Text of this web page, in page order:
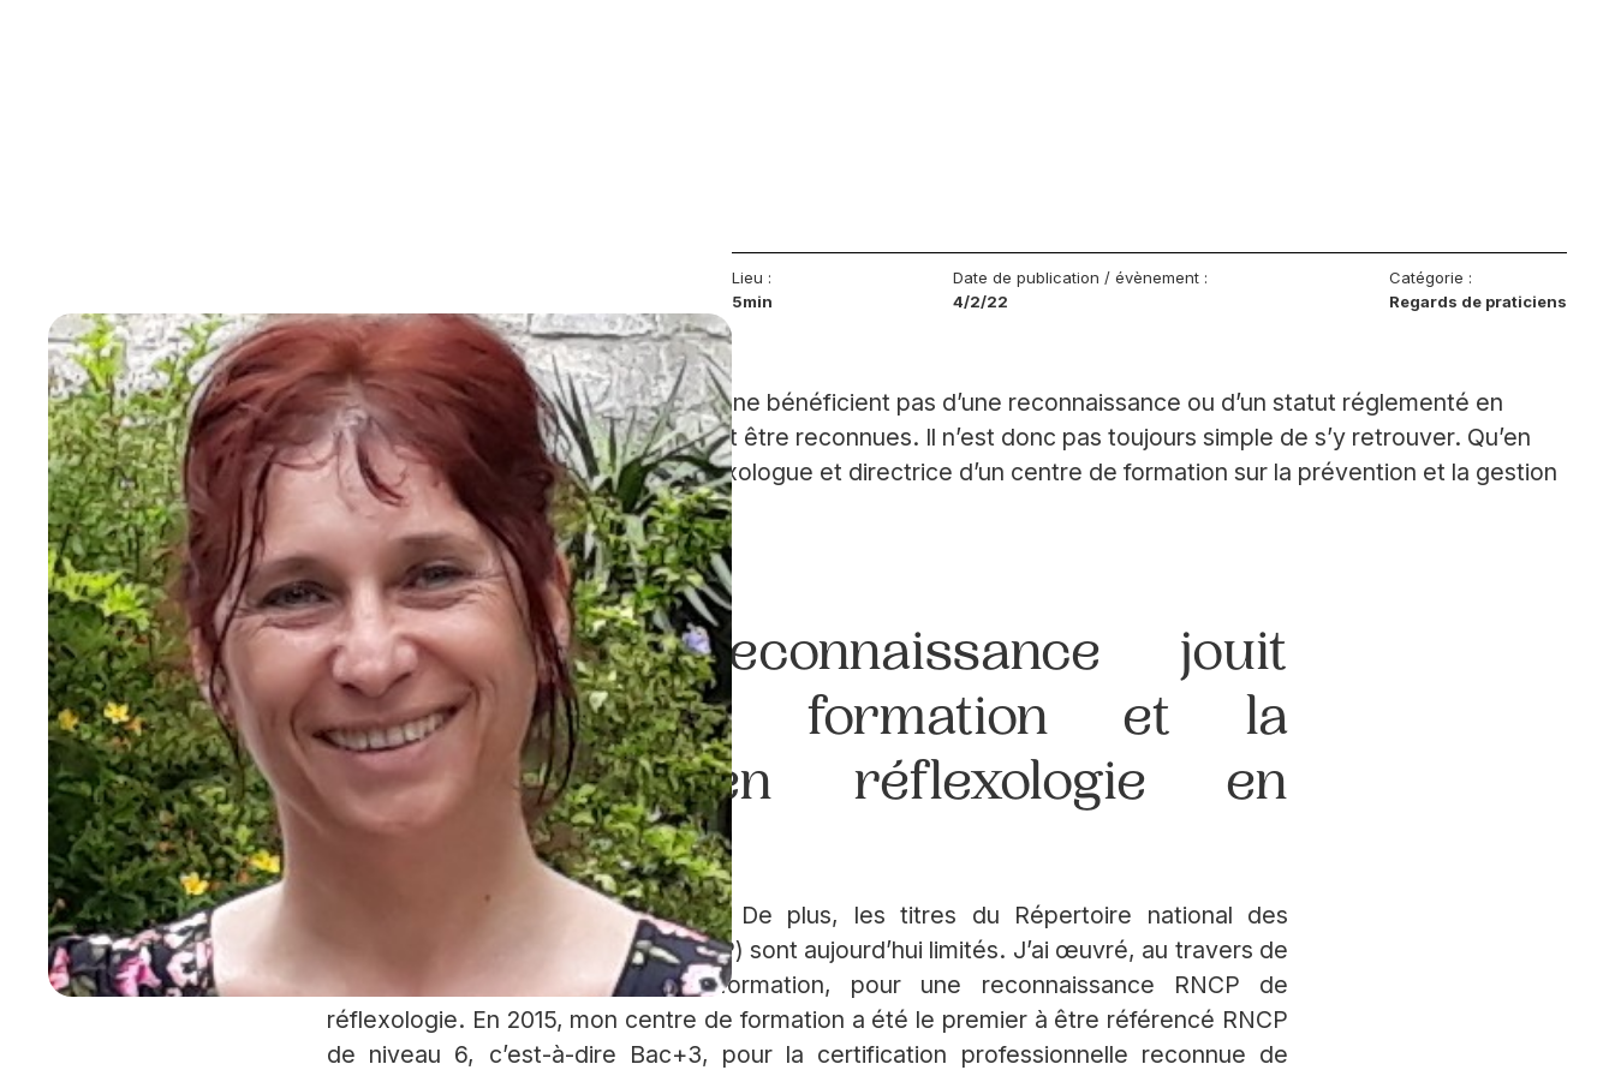
Lieu :
5min
Date de publication / évènement :
4/2/22
Catégorie :
Regards de praticiens
Toutes les Médecines complémentaires et alternatives (MCA) ne bénéficient pas d’une reconnaissance ou d’un statut réglementé en
France. Cependant, les formations et les certifications peuvent être reconnues. Il n’est donc pas toujours simple de s’y retrouver. Qu’en
est-il pour la réflexologie ? Élisabeth Breton, relaxologue-réflexologue et directrice d’un centre de formation sur la prévention et la gestion
du stress, apporte son éclaircissement.
De quelle reconnaissance jouit
aujourd’hui la formation et la
certification en réflexologie en
France ?
Il n’existe pas de diplôme d’État. De plus, les titres du Répertoire national des
certifications professionnelles (RNCP) sont aujourd’hui limités. J’ai œuvré, au travers de
l’existence de mon centre de formation, pour une reconnaissance RNCP de
réflexologie. En 2015, mon centre de formation a été le premier à être référencé RNCP
de niveau 6, c’est-à-dire Bac+3, pour la certification professionnelle reconnue de